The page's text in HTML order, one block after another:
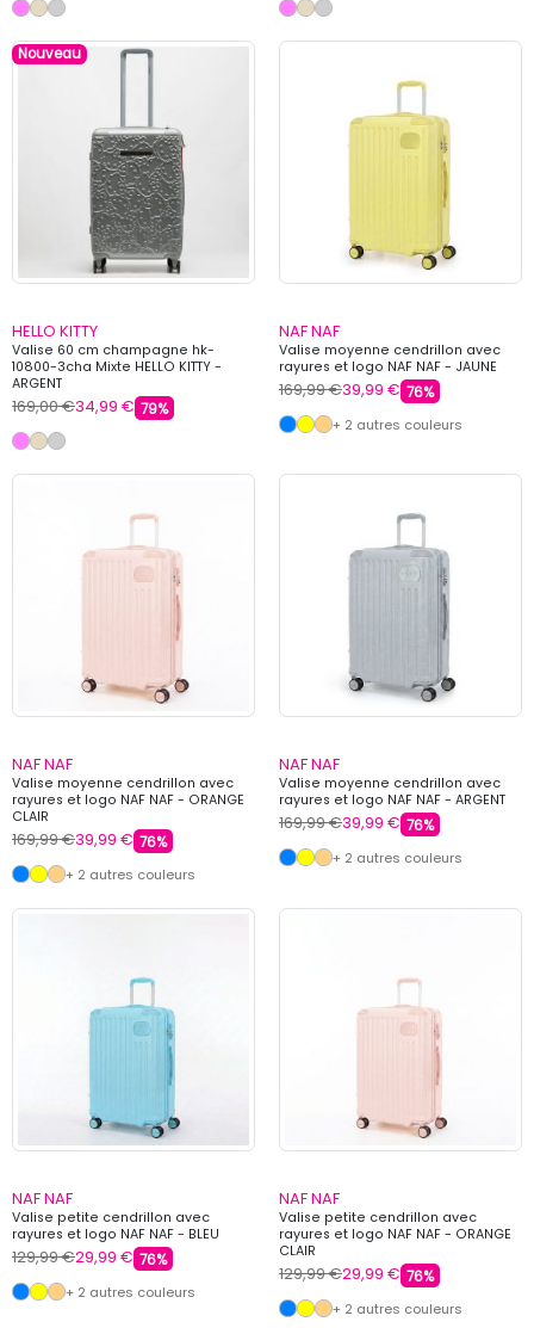
Nouveau
HELLO KITTY
Valise 60 cm champagne hk-
10800-3cha Mixte HELLO KITTY -
ARGENT
169,00 €34,99 € 79%
NAF NAF
Valise moyenne cendrillon avec
rayures et logo NAF NAF - JAUNE
169,99 €39,99 € 76%
+ 2 autres couleurs
NAF NAF
Valise moyenne cendrillon avec
rayures et logo NAF NAF - ORANGE
CLAIR
169,99 €39,99 € 76%
+ 2 autres couleurs
NAF NAF
Valise moyenne cendrillon avec
rayures et logo NAF NAF - ARGENT
169,99 €39,99 € 76%
+ 2 autres couleurs
NAF NAF
Valise petite cendrillon avec
rayures et logo NAF NAF - BLEU
129,99 €29,99 € 76%
+ 2 autres couleurs
NAF NAF
Valise petite cendrillon avec
rayures et logo NAF NAF - ORANGE
CLAIR
129,99 €29,99 € 76%
+ 2 autres couleurs